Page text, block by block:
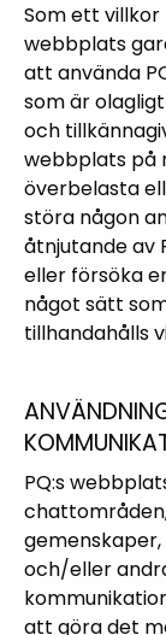
Som ett villkor
webbplats
att använda
som är
och
webbplats på
överbelasta
störa någon
åtnjutande av
eller försöka
något sätt
tillhandahålls
PQ:s
och/eller
att göra det